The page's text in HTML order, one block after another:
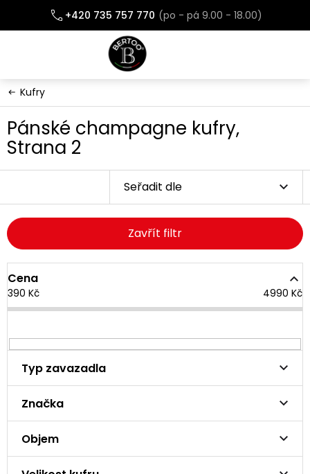
obsah
+420 735 757 770
Kufry
Pánské champagne kufry,
Strana 2
Seřadit dle
Zavřít filtr
Cena
390 Kč 4990 Kč
Typ zavazadla
Značka
Objem